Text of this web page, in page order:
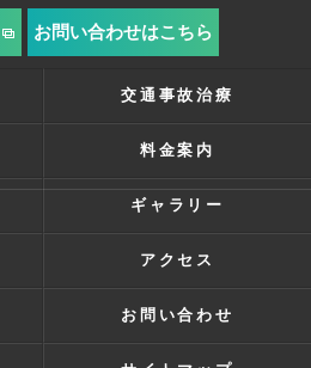
お問い合わせはこちら
交通事故治療
料金案内
ギャラリー
アクセス
お問い合わせ